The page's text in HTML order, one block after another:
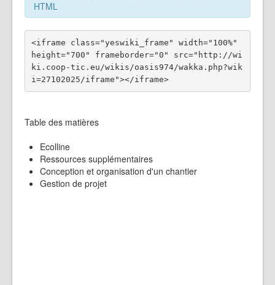
HTML
<iframe class="yeswiki_frame" width="100%"
height="700" frameborder="0" src="http://wi
ki.coop-tic.eu/wikis/oasis974/wakka.php?wik
i=27102025/iframe"></iframe>
Table des matières
Ecolline
Ressources supplémentaires
Conception et organisation d'un chantier
Gestion de projet